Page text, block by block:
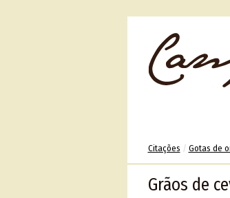
Citações / Gotas de
Grãos de